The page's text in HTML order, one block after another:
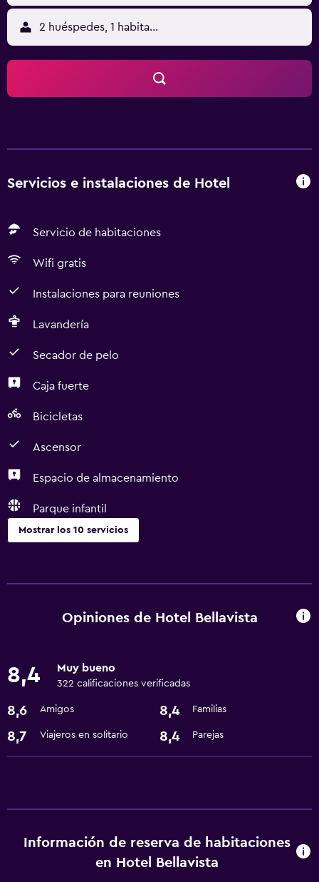
2 huéspedes, 1 habitación
Servicios e instalaciones de Hotel
Servicio de habitaciones
Wifi gratis
Instalaciones para reuniones
Lavandería
Secador de pelo
Caja fuerte
Bicicletas
Ascensor
Espacio de almacenamiento
Parque infantil
Mostrar los 10 servicios
Servicio de habitaciones
Ascensor
Baño
Secador de pelo
Actividades
Opiniones de Hotel Bellavista
8,4 Muy bueno
322 calificaciones verificadas
8,6 Amigos 8,4 Familias
8,7 Viajeros en solitario 8,4 Parejas
Información de reserva de habitaciones
en Hotel Bellavista